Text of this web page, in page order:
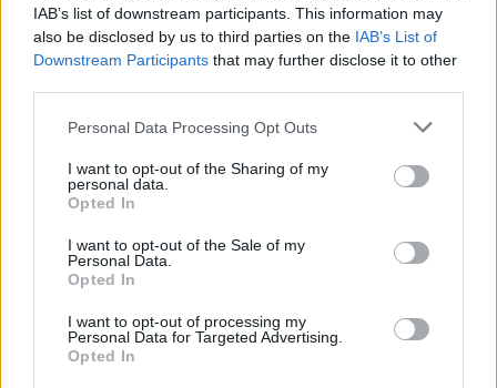
IAB’s list of downstream participants. This information may
also be disclosed by us to third parties on the IAB’s List of
Downstream Participants that may further disclose it to other
Please note that this website/app uses one or more Google
not limited to your visit or usage behaviour. You may click to
grant or deny consent to Google and its third-party tags to
use your data for below specified purposes in below Google
consent section.
Personal Data Processing Opt Outs
I want to opt-out of the Sharing of my
personal data.
Opted In
I want to opt-out of the Sale of my
Personal Data.
Opted In
I want to opt-out of processing my
Personal Data for Targeted Advertising.
Opted In
Su WhatsApp al numero +39
345 356 7512